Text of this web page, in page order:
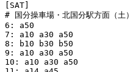
[SAT]
# 国分操車場・北国分駅方面（土）
6: a50
7: a10 a30 a50
8: b10 b30 b50
9: a10 a30 a50
10: a10 a30 a50